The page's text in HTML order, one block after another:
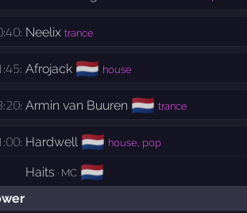
Neelix trance
Afrojack 🇳🇱 house
Armin van Buuren 🇳🇱 trance
Hardwell 🇳🇱 house, pop
Haits · MC 🇳🇱